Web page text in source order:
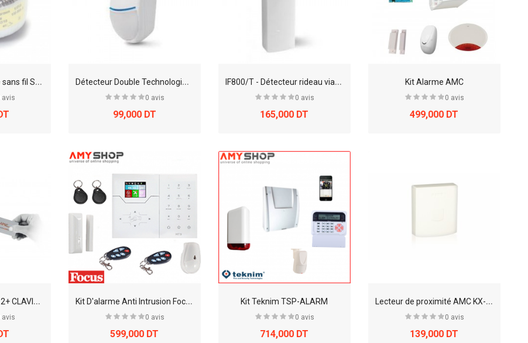
D
étecteur de fumée sans fil SF800
avis
D
étecteur Double Technologie DT1
0 avis
99,000 DT
I
F800/T - Détecteur rideau via radio - 868 MHz
0 avis
165,000 DT
Kit Alarme AMC
0 avis
499,000 DT
K
it Alarme AMC X412+ CLAVIER UNIKA TACTILE + SIRENE + 2 BATTERIES
avis
K
it D'alarme Anti Intrusion Focus, Sans Fil 868 Mh
0 avis
599,000 DT
Kit Teknim TSP-ALARM
0 avis
714,000 DT
L
ecteur de proximité AMC KX-PB
0 avis
139,000 DT